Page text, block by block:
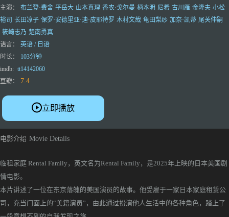
主演：
布兰登·费舍 平岳大 山本真理 香农·戈尔曼 柄本明 尼希 古川雁 金隆夫 小松
裕司 长田凉子 保罗·安德里亚·迪·皮耶特罗 木村文哉 龟田梨纱 加奈·凯蒂 尾关伸嗣
筱崎志乃 楚南勇真
语言：
英语 / 日语
时长：
103分钟
imdb: tt14142060
豆瓣：
7.4
立即播放
电影介绍 Movie Details
临租家庭 Rental Family，英文名为Rental Family，是2025年上映的日本美国剧
情电影。
本片讲述了一位在东京落魄的美国演员的故事。他受雇于一家日本家庭租赁公
司，充当门面上的“美籍演员”，由此通过扮演他人生活中的各种角色，踏上了